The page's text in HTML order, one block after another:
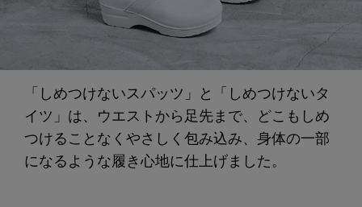
「しめつけないスパッツ」と「しめつけないタ
イツ」は、ウエストから足先まで、どこもしめ
つけることなくやさしく包み込み、身体の一部
になるような履き心地に仕上げました。